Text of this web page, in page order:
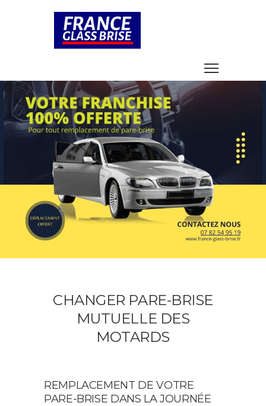
CHANGER PARE-BRISE
MUTUELLE DES
MOTARDS
REMPLACEMENT DE VOTRE
PARE-BRISE DANS LA JOURNÉE